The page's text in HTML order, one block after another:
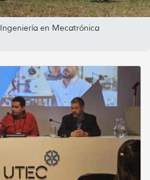
Ingeniería en Mecatrónica